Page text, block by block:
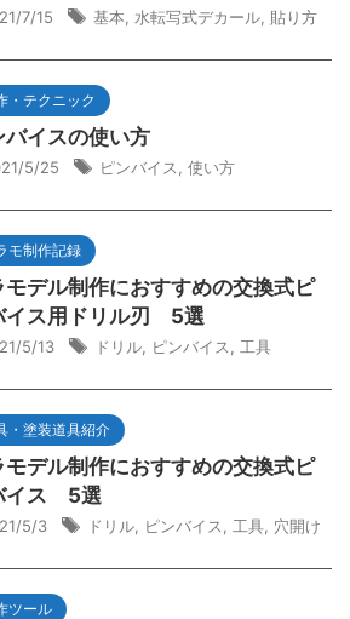
7/15 基本 水転写式デカール 貼り方
・テクニック
バイスの使い方
5/25 ピンバイス 使い方
モ制作記録
モデル制作におすすめの交換式ピ
イス用ドリル刃 5選
5/13 ドリル ピンバイス 工具
・塗装道具紹介
モデル制作におすすめの交換式ピ
イス 5選
5/3 ドリル ピンバイス 工具 穴開け
ツール